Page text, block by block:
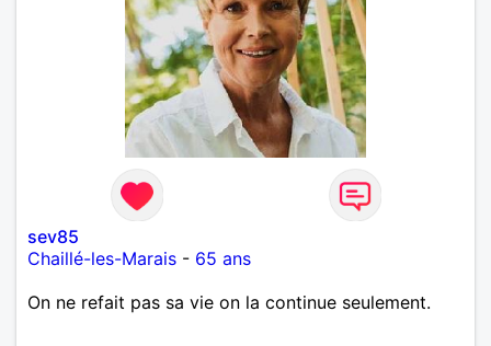
sev85
Chaillé-les-Marais - 65 ans
On ne refait pas sa vie on la continue seulement.